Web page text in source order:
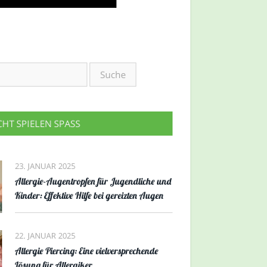
SPIELEN SPASS
23. JANUAR 2025
Allergie-Augentropfen für Jugendliche und
Kinder: Effektive Hilfe bei gereizten Augen
22. JANUAR 2025
Allergie Piercing: Eine vielversprechende